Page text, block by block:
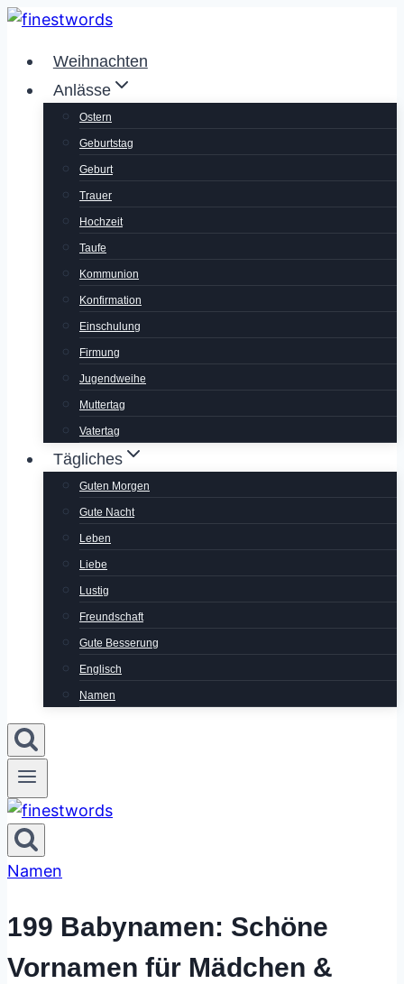
Zum
springenWeihnachten
Anlässe
Ostern
Geburtstag
Geburt
Trauer
Hochzeit
Taufe
Kommunion
Konfirmation
Einschulung
Firmung
Jugendweihe
Muttertag
Vatertag
Tägliches
Guten Morgen
Gute Nacht
Leben
Liebe
Lustig
Freundschaft
Gute Besserung
Englisch
Namen
Namen
199 Babynamen: Schöne
Vornamen für Mädchen &